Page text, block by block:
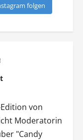
folgen
von
Moderatorin
"Candy